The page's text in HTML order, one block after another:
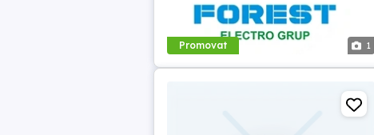
Promovat 1